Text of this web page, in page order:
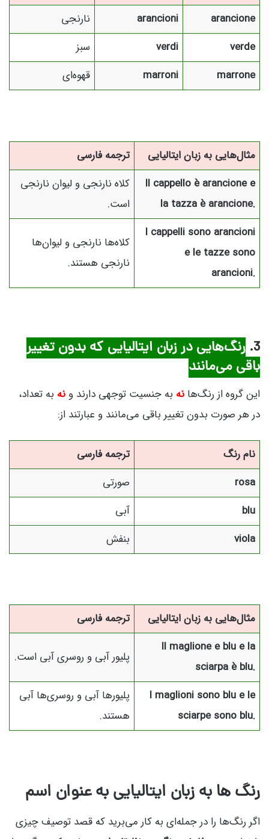
arancione
arancioni
نارنجی
verde
verdi
سبز
marrone
marroni قهوه‌ای
مثال‌هایی به زبان ایتالیایی
ترجمه فارسی
Il cappello è arancione e
la tazza è arancione.
کلاه نارنجی و لیوان نارنجی
است.
I cappelli sono arancioni
e le tazze sono
arancioni.
کلاه‌ها نارنجی و لیوان‌ها
نارنجی هستند.
3. رنگ‌هایی در زبان ایتالیایی که بدون تغییر
باقی می‌مانند
این گروه از رنگ‌ها نه به جنسیت توجهی دارند و نه به تعداد،
در هر صورت بدون تغییر باقی می‌مانند و عبارتند از:
نام رنگ
ترجمه فارسی
rosa
صورتی
blu
آبی
viola
بنفش
مثال‌هایی به زبان ایتالیایی
ترجمه فارسی
Il maglione e blu e la
sciarpa è blu.
پلیور آبی و روسری آبی است.
I maglioni sono blu e le
sciarpe sono blu.
پلیورها آبی و روسری‌ها آبی
هستند.
رنگ‌ ها به زبان ایتالیایی به عنوان اسم
اگر رنگ‌ها را در جمله‌ای به کار می‌برید که قصد توصیف چیزی